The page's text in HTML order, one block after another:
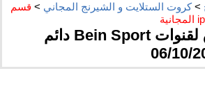
>كروت الستلايت و الشيرنج المجاني > قسم
السيرفر العملاق لقنوات Bein Sport دائم